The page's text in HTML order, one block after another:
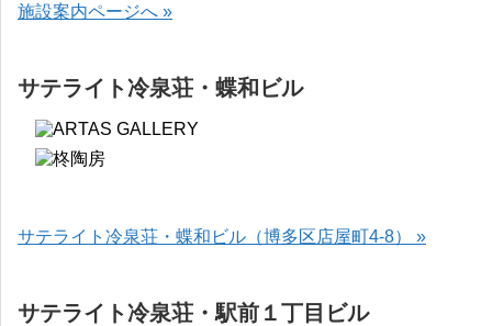
施設案内ページへ »
サテライト冷泉荘・蝶和ビル
サテライト冷泉荘・蝶和ビル（博多区店屋町4-8） »
サテライト冷泉荘・駅前１丁目ビル